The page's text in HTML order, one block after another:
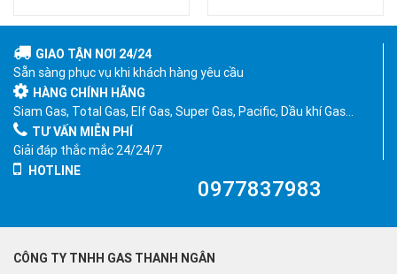
GIAO TẬN NƠI 24/24
Sẵn sàng phục vụ khi khách hàng yêu cầu
HÀNG CHÍNH HÃNG
Siam Gas, Total Gas, Elf Gas, Super Gas, Pacific, Dầu khí Gas…
TƯ VẤN MIỄN PHÍ
Giải đáp thắc mắc 24/24/7
HOTLINE
0977837983
CÔNG TY TNHH GAS THANH NGÂN